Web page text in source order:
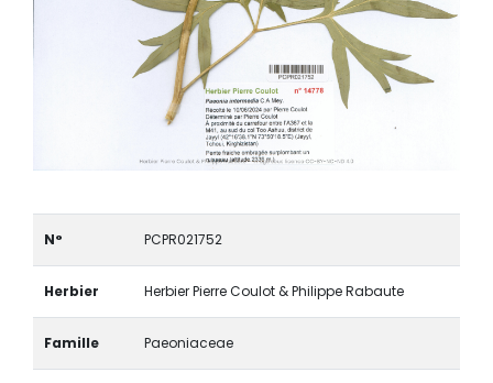
N° PCPR021752
Herbier Herbier Pierre Coulot & Philippe Rabaute
Famille Paeoniaceae